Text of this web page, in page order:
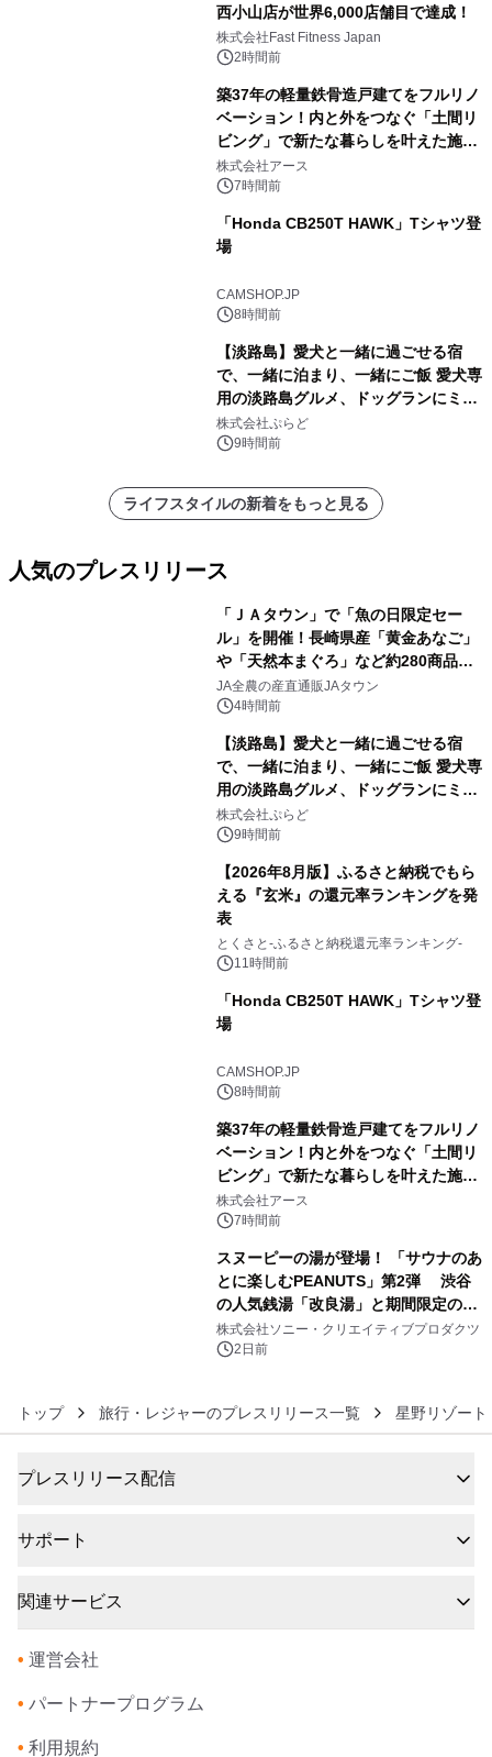
西小山店が世界6,000店舗目で達成！
株式会社Fast Fitness Japan
2時間前
築37年の軽量鉄骨造戸建てをフルリノ
ベーション！内と外をつなぐ「土間リ
ビング」で新たな暮らしを叶えた施工
事例を株式会社アースが公開
株式会社アース
7時間前
「Honda CB250T HAWK」Tシャツ登
場
CAMSHOP.JP
8時間前
【淡路島】愛犬と一緒に過ごせる宿
で、一緒に泊まり、一緒にご飯 愛犬専
用の淡路島グルメ、ドッグランにミニ
プール グランピングとトレーラーハウ
スの2施設で
株式会社ぷらど
9時間前
ライフスタイルの新着をもっと見る
人気のプレスリリース
「ＪＡタウン」で「魚の日限定セー
ル」を開催！長崎県産「黄金あなご」
や「天然本まぐろ」など約280商品を
販売！～毎月１０日の定例企画～
JA全農の産直通販JAタウン
4時間前
【淡路島】愛犬と一緒に過ごせる宿
で、一緒に泊まり、一緒にご飯 愛犬専
用の淡路島グルメ、ドッグランにミニ
プール グランピングとトレーラーハウ
スの2施設で
株式会社ぷらど
9時間前
【2026年8月版】ふるさと納税でもら
える『玄米』の還元率ランキングを発
表
とくさと-ふるさと納税還元率ランキング-
11時間前
「Honda CB250T HAWK」Tシャツ登
場
CAMSHOP.JP
8時間前
築37年の軽量鉄骨造戸建てをフルリノ
ベーション！内と外をつなぐ「土間リ
ビング」で新たな暮らしを叶えた施工
事例を株式会社アースが公開
株式会社アース
7時間前
スヌーピーの湯が登場！ 「サウナのあ
とに楽しむPEANUTS」第2弾 渋谷
の人気銭湯「改良湯」と期間限定のコ
ラボレーション サウナイキタイコラ
ボグッズも発売決定！
株式会社ソニー・クリエイティブプロダクツ
2日前
トップ 旅行・レジャーのプレスリリース一覧 星野リゾート
プレスリリース配信
サポート
関連サービス
• 運営会社
• パートナープログラム
• 利用規約